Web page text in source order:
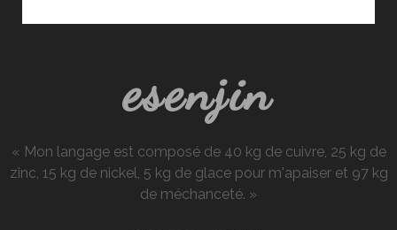
esenjin
« Mon langage est composé de 40 kg de cuivre, 25 kg de
zinc, 15 kg de nickel, 5 kg de glace pour m'apaiser et 97 kg
de méchanceté. »